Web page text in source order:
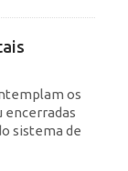
os
encerradas
sistema de